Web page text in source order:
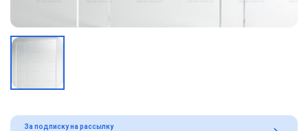
За подписку на рассылку